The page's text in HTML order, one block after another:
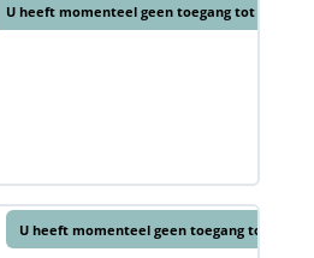
U heeft momenteel geen toegang tot deze
U heeft momenteel geen toegang tot deze